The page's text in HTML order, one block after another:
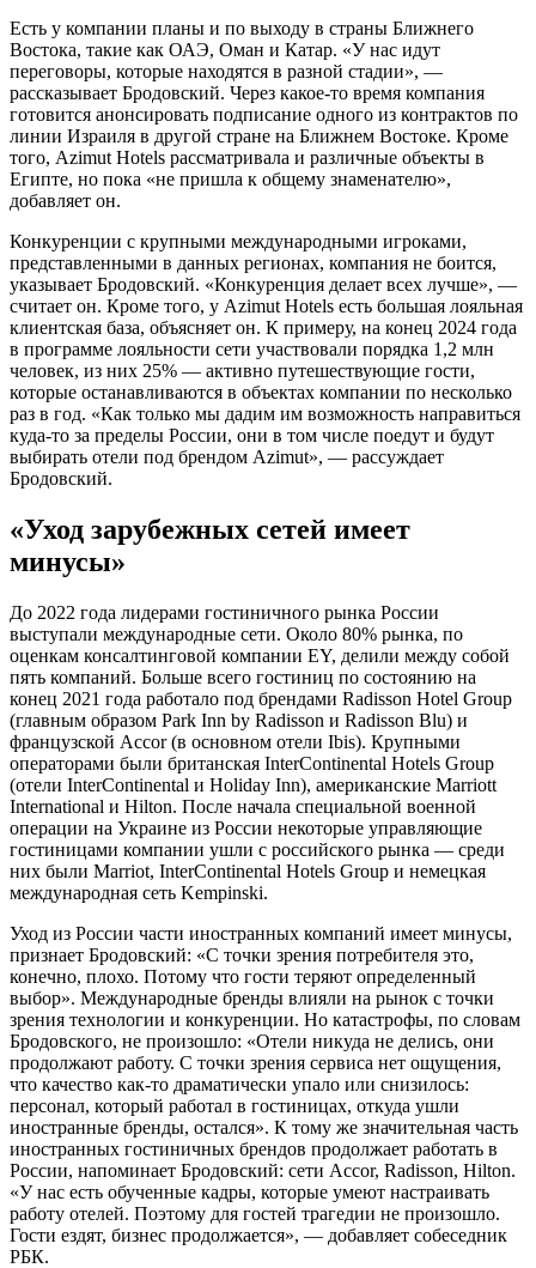
Есть у компании планы и по выходу в страны Ближнего
Востока, такие как ОАЭ, Оман и Катар. «У нас идут
переговоры, которые находятся в разной стадии», —
рассказывает Бродовский. Через какое-то время компания
готовится анонсировать подписание одного из контрактов по
линии Израиля в другой стране на Ближнем Востоке. Кроме
того, Azimut Hotels рассматривала и различные объекты в
Египте, но пока «не пришла к общему знаменателю»,
добавляет он.
Конкуренции с крупными международными игроками,
представленными в данных регионах, компания не боится,
указывает Бродовский. «Конкуренция делает всех лучше», —
считает он. Кроме того, у Azimut Hotels есть большая лояльная
клиентская база, объясняет он. К примеру, на конец 2024 года
в программе лояльности сети участвовали порядка 1,2 млн
человек, из них 25% — активно путешествующие гости,
которые останавливаются в объектах компании по несколько
раз в год. «Как только мы дадим им возможность направиться
куда-то за пределы России, они в том числе поедут и будут
выбирать отели под брендом Azimut», — рассуждает
Бродовский.
«Уход зарубежных сетей имеет
минусы»
До 2022 года лидерами гостиничного рынка России
выступали международные сети. Около 80% рынка, по
оценкам консалтинговой компании EY, делили между собой
пять компаний. Больше всего гостиниц по состоянию на
конец 2021 года работало под брендами Radisson Hotel Group
(главным образом Park Inn by Radisson и Radisson Blu) и
французской Accor (в основном отели Ibis). Крупными
операторами были британская InterContinental Hotels Group
(отели InterContinental и Holiday Inn), американские Marriott
International и Hilton. После начала специальной военной
операции на Украине из России некоторые управляющие
гостиницами компании ушли с российского рынка — среди
них были Marriot, InterContinental Hotels Group и немецкая
международная сеть Kempinski.
Уход из России части иностранных компаний имеет минусы,
признает Бродовский: «С точки зрения потребителя это,
конечно, плохо. Потому что гости теряют определенный
выбор». Международные бренды влияли на рынок с точки
зрения технологии и конкуренции. Но катастрофы, по словам
Бродовского, не произошло: «Отели никуда не делись, они
продолжают работу. С точки зрения сервиса нет ощущения,
что качество как-то драматически упало или снизилось:
персонал, который работал в гостиницах, откуда ушли
иностранные бренды, остался». К тому же значительная часть
иностранных гостиничных брендов продолжает работать в
России, напоминает Бродовский: сети Accor, Radisson, Hilton.
«У нас есть обученные кадры, которые умеют настраивать
работу отелей. Поэтому для гостей трагедии не произошло.
Гости ездят, бизнес продолжается», — добавляет собеседник
РБК.